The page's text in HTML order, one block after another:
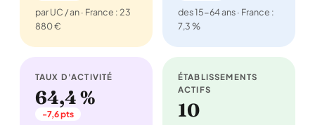
par UC / an · France : 23
880 €
des 15-64 ans · France :
7,3 %
TAUX D'ACTIVITÉ
64,4 %
-7,6 pts
ÉTABLISSEMENTS
ACTIFS
10